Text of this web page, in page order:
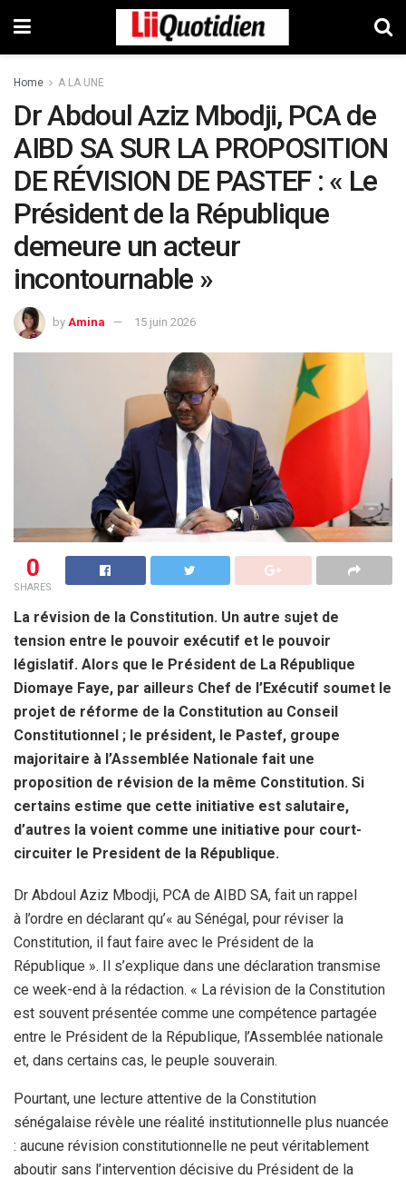
Home A LA UNE
Dr Abdoul Aziz Mbodji, PCA de
AIBD SA SUR LA PROPOSITION
DE RÉVISION DE PASTEF : « Le
Président de la République
demeure un acteur
incontournable »
by Amina 15 juin 2026
0
SHARES
La révision de la Constitution. Un autre sujet de
tension entre le pouvoir exécutif et le pouvoir
législatif. Alors que le Président de La République
Diomaye Faye, par ailleurs Chef de l’Exécutif soumet le
projet de réforme de la Constitution au Conseil
Constitutionnel ; le président, le Pastef, groupe
majoritaire à l’Assemblée Nationale fait une
proposition de révision de la même Constitution. Si
certains estime que cette initiative est salutaire,
d’autres la voient comme une initiative pour court-
circuiter le President de la République.
Dr Abdoul Aziz Mbodji, PCA de AIBD SA, fait un rappel
à l’ordre en déclarant qu’« au Sénégal, pour réviser la
Constitution, il faut faire avec le Président de la
République ». Il s’explique dans une déclaration transmise
ce week-end à la rédaction. « La révision de la Constitution
est souvent présentée comme une compétence partagée
entre le Président de la République, l’Assemblée nationale
et, dans certains cas, le peuple souverain.
Pourtant, une lecture attentive de la Constitution
sénégalaise révèle une réalité institutionnelle plus nuancée
: aucune révision constitutionnelle ne peut véritablement
aboutir sans l’intervention décisive du Président de la